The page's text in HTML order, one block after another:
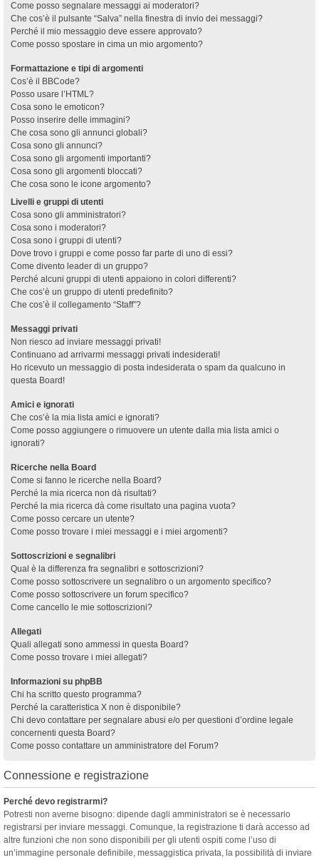
Come posso segnalare messaggi ai moderatori?
Che cos’è il pulsante “Salva” nella finestra di invio dei messaggi?
Perché il mio messaggio deve essere approvato?
Come posso spostare in cima un mio argomento?
Formattazione e tipi di argomenti
Cos’è il BBCode?
Posso usare l’HTML?
Cosa sono le emoticon?
Posso inserire delle immagini?
Che cosa sono gli annunci globali?
Cosa sono gli annunci?
Cosa sono gli argomenti importanti?
Cosa sono gli argomenti bloccati?
Che cosa sono le icone argomento?
Livelli e gruppi di utenti
Cosa sono gli amministratori?
Cosa sono i moderatori?
Cosa sono i gruppi di utenti?
Dove trovo i gruppi e come posso far parte di uno di essi?
Come divento leader di un gruppo?
Perché alcuni gruppi di utenti appaiono in colori differenti?
Che cos’è un gruppo di utenti predefinito?
Che cos’è il collegamento “Staff”?
Messaggi privati
Non riesco ad inviare messaggi privati!
Continuano ad arrivarmi messaggi privati indesiderati!
Ho ricevuto un messaggio di posta indesiderata o spam da qualcuno in
questa Board!
Amici e ignorati
Che cos’è la mia lista amici e ignorati?
Come posso aggiungere o rimuovere un utente dalla mia lista amici o
ignorati?
Ricerche nella Board
Come si fanno le ricerche nella Board?
Perché la mia ricerca non dà risultati?
Perché la mia ricerca dà come risultato una pagina vuota?
Come posso cercare un utente?
Come posso trovare i miei messaggi e i miei argomenti?
Sottoscrizioni e segnalibri
Qual è la differenza fra segnalibri e sottoscrizioni?
Come posso sottoscrivere un segnalibro o un argomento specifico?
Come posso sottoscrivere un forum specifico?
Come cancello le mie sottoscrizioni?
Allegati
Quali allegati sono ammessi in questa Board?
Come posso trovare i miei allegati?
Informazioni su phpBB
Chi ha scritto questo programma?
Perché la caratteristica X non è disponibile?
Chi devo contattare per segnalare abusi e/o per questioni d’ordine legale
concernenti questa Board?
Come posso contattare un amministratore del Forum?
Connessione e registrazione
Perché devo registrarmi?
Potresti non averne bisogno: dipende dagli amministratori se è necessario
registrarsi per inviare messaggi. Comunque, la registrazione ti darà accesso ad
altre funzioni che non sono disponibili per gli utenti ospiti come l’uso di
un’immagine personale definibile, messaggistica privata, la possibilità di inviare